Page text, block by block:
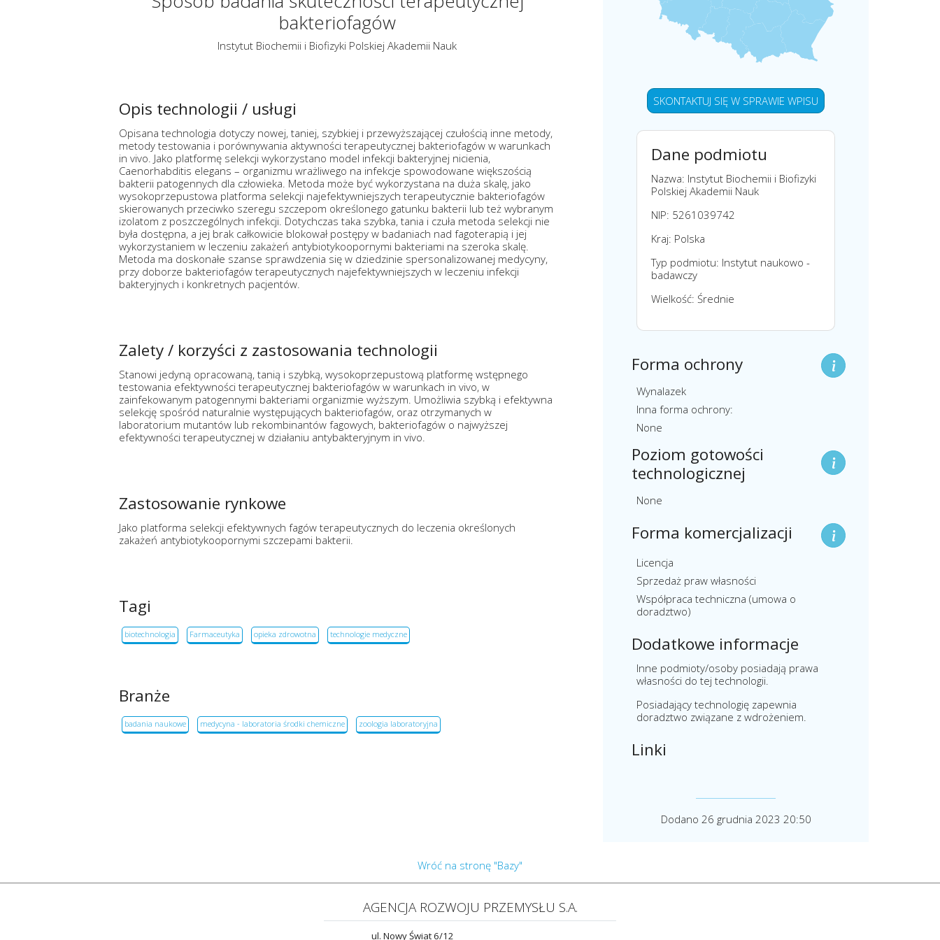
bakteriofagów
Instytut Biochemii i Biofizyki Polskiej Akademii Nauk
Opis technologii / usługi
Opisana technologia dotyczy nowej, taniej, szybkiej i przewyższającej czułością inne metody,
metody testowania i porównywania aktywności terapeutycznej bakteriofagów w warunkach
in vivo. Jako platformę selekcji wykorzystano model infekcji bakteryjnej nicienia,
Caenorhabditis elegans – organizmu wrażliwego na infekcje spowodowane większością
bakterii patogennych dla człowieka. Metoda może być wykorzystana na duża skalę, jako
wysokoprzepustowa platforma selekcji najefektywniejszych terapeutycznie bakteriofagów
skierowanych przeciwko szeregu szczepom określonego gatunku bakterii lub też wybranym
izolatom z poszczególnych infekcji. Dotychczas taka szybka, tania i czuła metoda selekcji nie
była dostępna, a jej brak całkowicie blokował postępy w badaniach nad fagoterapią i jej
wykorzystaniem w leczeniu zakażeń antybiotykoopornymi bakteriami na szeroka skalę.
Metoda ma doskonałe szanse sprawdzenia się w dziedzinie spersonalizowanej medycyny,
przy doborze bakteriofagów terapeutycznych najefektywniejszych w leczeniu infekcji
bakteryjnych i konkretnych pacjentów.
Zalety / korzyści z zastosowania technologii
Stanowi jedyną opracowaną, tanią i szybką, wysokoprzepustową platformę wstępnego
testowania efektywności terapeutycznej bakteriofagów w warunkach in vivo, w
zainfekowanym patogennymi bakteriami organizmie wyższym. Umożliwia szybką i efektywna
selekcję spośród naturalnie występujących bakteriofagów, oraz otrzymanych w
laboratorium mutantów lub rekombinantów fagowych, bakteriofagów o najwyższej
efektywności terapeutycznej w działaniu antybakteryjnym in vivo.
Zastosowanie rynkowe
Jako platforma selekcji efektywnych fagów terapeutycznych do leczenia określonych
zakażeń antybiotykoopornymi szczepami bakterii.
Tagi
biotechnologia Farmaceutyka opieka zdrowotna technologie medyczne
Branże
badania naukowe medycyna - laboratoria środki chemiczne zoologia laboratoryjna
SKONTAKTUJ SIĘ W SPRAWIE WPISU
Dane podmiotu
Nazwa: Instytut Biochemii i Biofizyki
Polskiej Akademii Nauk
NIP: 5261039742
Kraj: Polska
Typ podmiotu: Instytut naukowo -
badawczy
Wielkość: Średnie
Forma ochrony
Wynalazek
Inna forma ochrony:
None
Poziom gotowości
technologicznej
None
Forma komercjalizacji
Licencja
Sprzedaż praw własności
Współpraca techniczna (umowa o
doradztwo)
Dodatkowe informacje
Inne podmioty/osoby posiadają prawa
własności do tej technologii.
Posiadający technologię zapewnia
doradztwo związane z wdrożeniem.
Linki
Dodano 26 grudnia 2023 20:50
Wróć na stronę "Bazy"
AGENCJA ROZWOJU PRZEMYSŁU S.A.
ul. Nowy Świat 6/12